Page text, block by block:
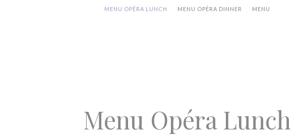
MENU OPÉRA LUNCH MENU OPÉRA DINNER MENU
Menu Opéra Lunch